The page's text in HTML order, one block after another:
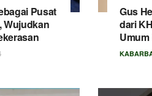
Pusat
Wujudkan
Gus
dari
Umum